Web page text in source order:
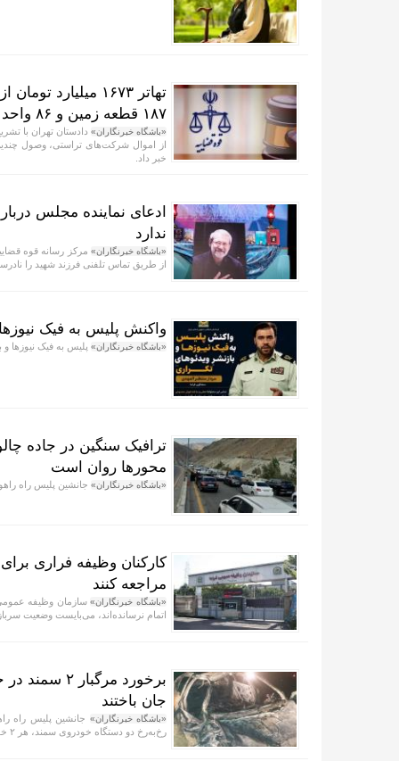
۱۸۷ قطعه زمین و ۸۶ واحد آپارتمان
«باشگاه خبرنگاران»
از اموال شرکت‌های تراستی، وصول
خبر داد.
ادعای نماینده مجلس
ندارد
«باشگاه خبرنگاران» مرکز رسانه قوه
از طریق تماس تلفنی فرزند شهید را
واکنش پلیس به فیک
«باشگاه خبرنگاران» پلیس به فیک نیوزها
ترافیک سنگین در جاده
محور‌ها روان است
«باشگاه خبرنگاران» جانشین پلیس راه
کارکنان وظیفه فراری
مراجعه کنند
«باشگاه خبرنگاران»سازمان وظیفه عمومی
اتمام نرسانده‌اند، می‌بایست وضعیت
جان باختند
«باشگاه خبرنگاران» جانشین پلیس راه
رخ‌به‌رخ دو دستگاه خودروی سمند، هر ۲ خودرو را به آتش کشید.